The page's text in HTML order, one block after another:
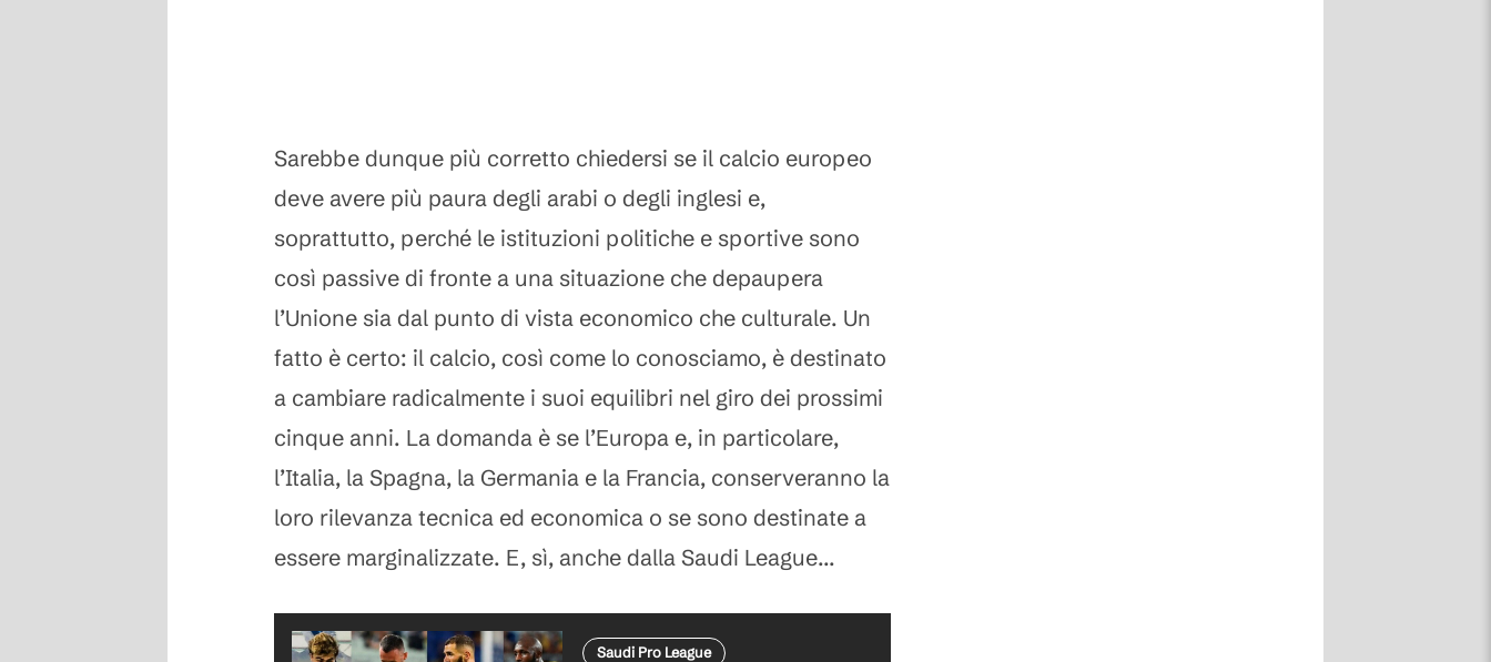
Sarebbe dunque più corretto chiedersi se il calcio europeo
deve avere più paura degli arabi o degli inglesi e,
soprattutto, perché le istituzioni politiche e sportive sono
così passive di fronte a una situazione che depaupera
l’Unione sia dal punto di vista economico che culturale. Un
fatto è certo: il calcio, così come lo conosciamo, è destinato
a cambiare radicalmente i suoi equilibri nel giro dei prossimi
cinque anni. La domanda è se l’Europa e, in particolare,
l’Italia, la Spagna, la Germania e la Francia, conserveranno la
loro rilevanza tecnica ed economica o se sono destinate a
essere marginalizzate. E, sì, anche dalla Saudi League...
Saudi Pro League